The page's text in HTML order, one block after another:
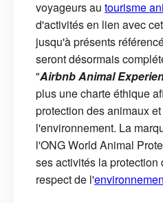
voyageurs au tourisme
d'activités en lien avec
jusqu'à présents
seront désormais
"Airbnb Animal
plus une charte éthique
protection des animaux
l'environnement. La
l'ONG World Animal
ses activités la protection
respect de l'